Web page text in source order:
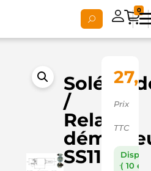
0
/
Relais
SS1106S
Prix
TTC
( 10 en